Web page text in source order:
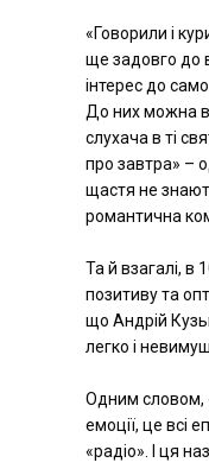
«Говорили і
ще задовго до
інтерес до
До них можна
слухача в ті
про завтра» –
щастя не
романтична
Та й взагалі, в
позитиву та
що Андрій
легко і
Одним словом,
емоції, це всі
«радіо». І ця